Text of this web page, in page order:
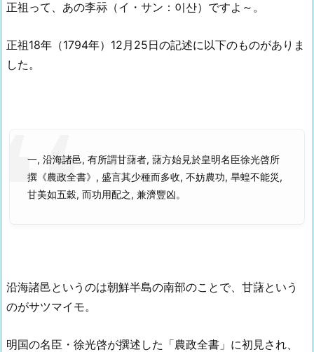
正祖って、あの李祘（イ・サン：이산）ですよ～。
正祖18年（1794年）12月25日の記述に以下のものがありま
した。
一, 沿海諸邑, 有所謂甘藷者, 藷方始見於皇明名臣徐光啓所
撰 《農政全書》 , 盛言其少種而多收, 不妨農功, 旱蝗不能災,
甘美如五穀, 而功用配之, 兼濟豐凶。
沿海諸邑というのは朝鮮半島の南部のことで、甘藷という
のがサツマイモ。
明国の名臣・徐光啓が撰述した「農政全書」に初見され、